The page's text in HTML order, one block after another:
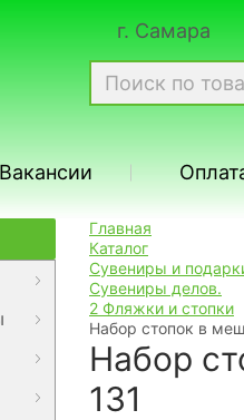
г. Самара
Вакансии
Главная
Каталог
Сувениры и
Сувениры делов.
2 Фляжки и стопки
Набор стопок в
Набор
131